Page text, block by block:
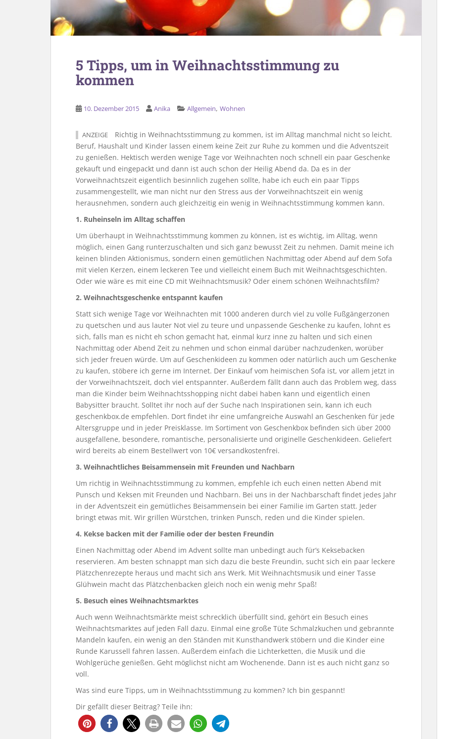
5 Tipps, um in Weihnachtsstimmung zu
kommen
10. Dezember 2015 Anika Allgemein, Wohnen
ANZEIGE
Richtig in Weihnachtsstimmung zu kommen, ist im Alltag manchmal nicht so leicht.
Beruf, Haushalt und Kinder lassen einem keine Zeit zur Ruhe zu kommen und die Adventszeit
zu genießen. Hektisch werden wenige Tage vor Weihnachten noch schnell ein paar Geschenke
gekauft und eingepackt und dann ist auch schon der Heilig Abend da. Da es in der
Vorweihnachtszeit eigentlich besinnlich zugehen sollte, habe ich euch ein paar Tipps
zusammengestellt, wie man nicht nur den Stress aus der Vorweihnachtszeit ein wenig
herausnehmen, sondern auch gleichzeitig ein wenig in Weihnachtsstimmung kommen kann.
1. Ruheinseln im Alltag schaffen
Um überhaupt in Weihnachtsstimmung kommen zu können, ist es wichtig, im Alltag, wenn
möglich, einen Gang runterzuschalten und sich ganz bewusst Zeit zu nehmen. Damit meine ich
keinen blinden Aktionismus, sondern einen gemütlichen Nachmittag oder Abend auf dem Sofa
mit vielen Kerzen, einem leckeren Tee und vielleicht einem Buch mit Weihnachtsgeschichten.
Oder wie wäre es mit eine CD mit Weihnachtsmusik? Oder einem schönen Weihnachtsfilm?
2. Weihnachtsgeschenke entspannt kaufen
Statt sich wenige Tage vor Weihnachten mit 1000 anderen durch viel zu volle Fußgängerzonen
zu quetschen und aus lauter Not viel zu teure und unpassende Geschenke zu kaufen, lohnt es
sich, falls man es nicht eh schon gemacht hat, einmal kurz inne zu halten und sich einen
Nachmittag oder Abend Zeit zu nehmen und schon einmal darüber nachzudenken, worüber
sich jeder freuen würde. Um auf Geschenkideen zu kommen oder natürlich auch um Geschenke
zu kaufen, stöbere ich gerne im Internet. Der Einkauf vom heimischen Sofa ist, vor allem jetzt in
der Vorweihnachtszeit, doch viel entspannter. Außerdem fällt dann auch das Problem weg, dass
man die Kinder beim Weihnachtsshopping nicht dabei haben kann und eigentlich einen
Babysitter braucht. Solltet ihr noch auf der Suche nach Inspirationen sein, kann ich euch
geschenkbox.de empfehlen. Dort findet ihr eine umfangreiche Auswahl an Geschenken für jede
Altersgruppe und in jeder Preisklasse. Im Sortiment von Geschenkbox befinden sich über 2000
ausgefallene, besondere, romantische, personalisierte und originelle Geschenkideen. Geliefert
wird bereits ab einem Bestellwert von 10€ versandkostenfrei.
3. Weihnachtliches Beisammensein mit Freunden und Nachbarn
Um richtig in Weihnachtsstimmung zu kommen, empfehle ich euch einen netten Abend mit
Punsch und Keksen mit Freunden und Nachbarn. Bei uns in der Nachbarschaft findet jedes Jahr
in der Adventszeit ein gemütliches Beisammensein bei einer Familie im Garten statt. Jeder
bringt etwas mit. Wir grillen Würstchen, trinken Punsch, reden und die Kinder spielen.
4. Kekse backen mit der Familie oder der besten Freundin
Einen Nachmittag oder Abend im Advent sollte man unbedingt auch für’s Keksebacken
reservieren. Am besten schnappt man sich dazu die beste Freundin, sucht sich ein paar leckere
Plätzchenrezepte heraus und macht sich ans Werk. Mit Weihnachtsmusik und einer Tasse
Glühwein macht das Plätzchenbacken gleich noch ein wenig mehr Spaß!
5. Besuch eines Weihnachtsmarktes
Auch wenn Weihnachtsmärkte meist schrecklich überfüllt sind, gehört ein Besuch eines
Weihnachtsmarktes auf jeden Fall dazu. Einmal eine große Tüte Schmalzkuchen und gebrannte
Mandeln kaufen, ein wenig an den Ständen mit Kunsthandwerk stöbern und die Kinder eine
Runde Karussell fahren lassen. Außerdem einfach die Lichterketten, die Musik und die
Wohlgerüche genießen. Geht möglichst nicht am Wochenende. Dann ist es auch nicht ganz so
voll.
Was sind eure Tipps, um in Weihnachtsstimmung zu kommen? Ich bin gespannt!
Dir gefällt dieser Beitrag? Teile ihn:
1